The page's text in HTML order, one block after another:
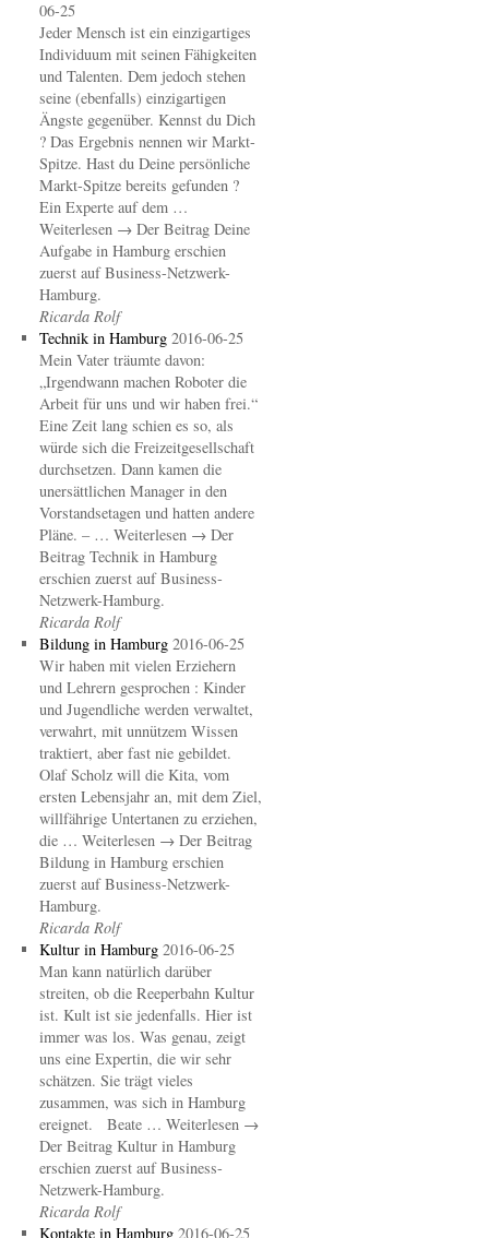
06-25
Jeder Mensch ist ein einzigartiges
Individuum mit seinen Fähigkeiten
und Talenten. Dem jedoch stehen
seine (ebenfalls) einzigartigen
Ängste gegenüber. Kennst du Dich
? Das Ergebnis nennen wir Markt-
Spitze. Hast du Deine persönliche
Markt-Spitze bereits gefunden ?
Ein Experte auf dem …
Weiterlesen → Der Beitrag Deine
Aufgabe in Hamburg erschien
zuerst auf Business-Netzwerk-
Hamburg.
Ricarda Rolf
Technik in Hamburg 2016-06-25
Mein Vater träumte davon:
„Irgendwann machen Roboter die
Arbeit für uns und wir haben frei.“
Eine Zeit lang schien es so, als
würde sich die Freizeitgesellschaft
durchsetzen. Dann kamen die
unersättlichen Manager in den
Vorstandsetagen und hatten andere
Pläne. – … Weiterlesen → Der
Beitrag Technik in Hamburg
erschien zuerst auf Business-
Netzwerk-Hamburg.
Ricarda Rolf
Bildung in Hamburg 2016-06-25
Wir haben mit vielen Erziehern
und Lehrern gesprochen : Kinder
und Jugendliche werden verwaltet,
verwahrt, mit unnützem Wissen
traktiert, aber fast nie gebildet.
Olaf Scholz will die Kita, vom
ersten Lebensjahr an, mit dem Ziel,
willfährige Untertanen zu erziehen,
die … Weiterlesen → Der Beitrag
Bildung in Hamburg erschien
zuerst auf Business-Netzwerk-
Hamburg.
Ricarda Rolf
Kultur in Hamburg 2016-06-25
Man kann natürlich darüber
streiten, ob die Reeperbahn Kultur
ist. Kult ist sie jedenfalls. Hier ist
immer was los. Was genau, zeigt
uns eine Expertin, die wir sehr
schätzen. Sie trägt vieles
zusammen, was sich in Hamburg
ereignet. Beate … Weiterlesen →
Der Beitrag Kultur in Hamburg
erschien zuerst auf Business-
Netzwerk-Hamburg.
Ricarda Rolf
Kontakte in Hamburg 2016-06-25